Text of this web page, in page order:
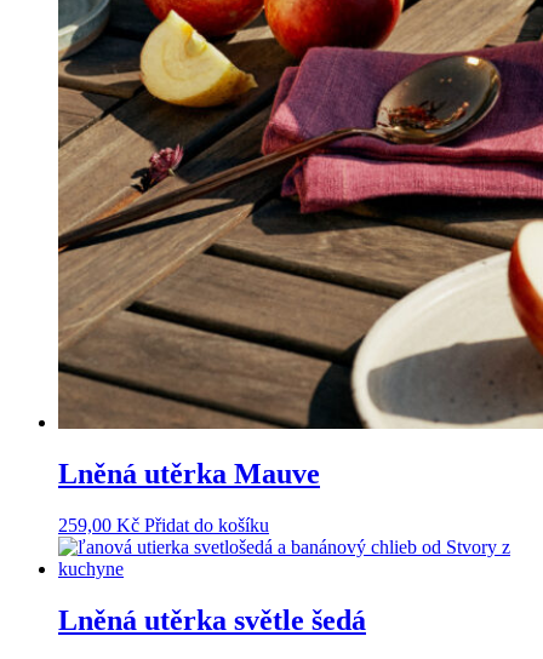
Lněná utěrka Mauve
259,00 Kč Přidat do košíku
Lněná utěrka světle šedá